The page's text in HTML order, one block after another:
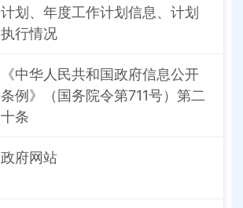
计划、年度工作计划信息、计划
执行情况
《中华人民共和国政府信息公开
条例》（国务院令第711号）第二
十条
政府网站